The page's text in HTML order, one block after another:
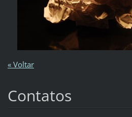
« Voltar
Contatos